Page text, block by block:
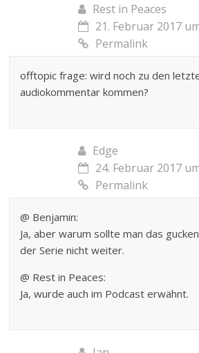
Rest in Peaces
21. Februar 2017
Permalink
offtopic frage: wird noch zu den
audiokommentar kommen?
Edge
24. Februar 2017
Permalink
@ Benjamin:
Ja, aber warum sollte man das
der Serie nicht weiter.
@ Rest in Peaces:
Ja, wurde auch im Podcast erwähnt.